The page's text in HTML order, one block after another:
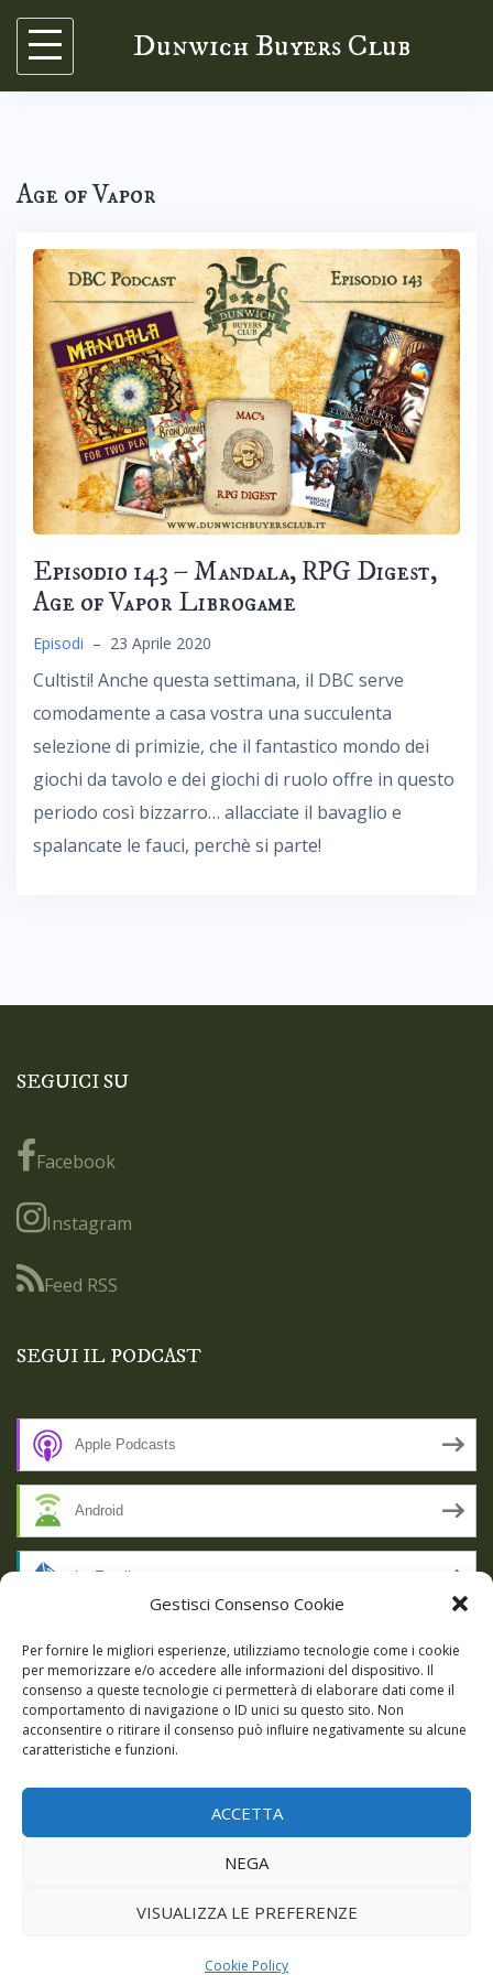
Gestisci Consenso Cookie
Per fornire le migliori esperienze, utilizziamo tecnologie come i cookie
per memorizzare e/o accedere alle informazioni del dispositivo. Il
consenso a queste tecnologie ci permetterà di elaborare dati come il
comportamento di navigazione o ID unici su questo sito. Non
acconsentire o ritirare il consenso può influire negativamente su alcune
caratteristiche e funzioni.
ACCETTA
NEGA
VISUALIZZA LE PREFERENZE
Cookie Policy
Skip
content
Dunwich Buyers Club
Age of Vapor
Episodio 143 – Mandala, RPG Digest,
Age of Vapor Librogame
Episodi – 23 Aprile 2020
Cultisti! Anche questa settimana, il DBC serve
comodamente a casa vostra una succulenta
selezione di primizie, che il fantastico mondo dei
giochi da tavolo e dei giochi di ruolo offre in questo
periodo così bizzarro… allacciate il bavaglio e
spalancate le fauci, perchè si parte!
SEGUICI SU
Facebook
Instagram
Feed RSS
SEGUI IL PODCAST
Apple Podcasts
Android
by Email
RSS
SSL SECURE
|Theme:
Giochi DBC Podcast Cookie Policy (UE)